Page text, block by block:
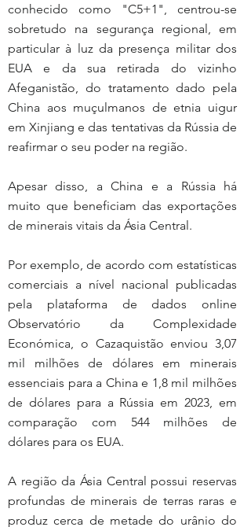
conhecido como "C5+1", centrou-se
sobretudo na segurança regional, em
particular à luz da presença militar dos
EUA e da sua retirada do vizinho
Afeganistão, do tratamento dado pela
China aos muçulmanos de etnia uigur
em Xinjiang e das tentativas da Rússia de
reafirmar o seu poder na região.
Apesar disso, a China e a Rússia há
muito que beneficiam das exportações
de minerais vitais da Ásia Central.
Por exemplo, de acordo com estatísticas
comerciais a nível nacional publicadas
pela plataforma de dados online
Observatório da Complexidade
Económica, o Cazaquistão enviou 3,07
mil milhões de dólares em minerais
essenciais para a China e 1,8 mil milhões
de dólares para a Rússia em 2023, em
comparação com 544 milhões de
dólares para os EUA.
A região da Ásia Central possui reservas
profundas de minerais de terras raras e
produz cerca de metade do urânio do